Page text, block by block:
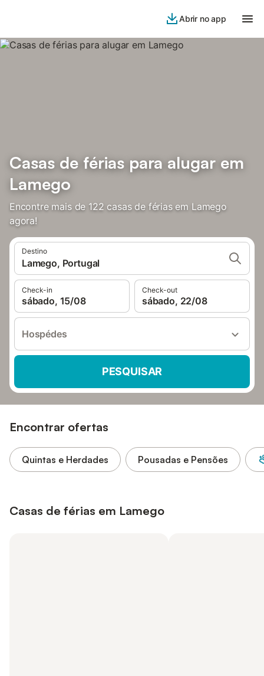
Abrir no app
Casas de férias para alugar em
Lamego
Encontre mais de 122 casas de férias em Lamego
agora!
Destino
Lamego, Portugal
Check-in
sábado, 15/08
Check-out
sábado, 22/08
Hospédes
PESQUISAR
Encontrar ofertas
Quintas e Herdades Pousadas e Pensões
Casas de férias em Lamego